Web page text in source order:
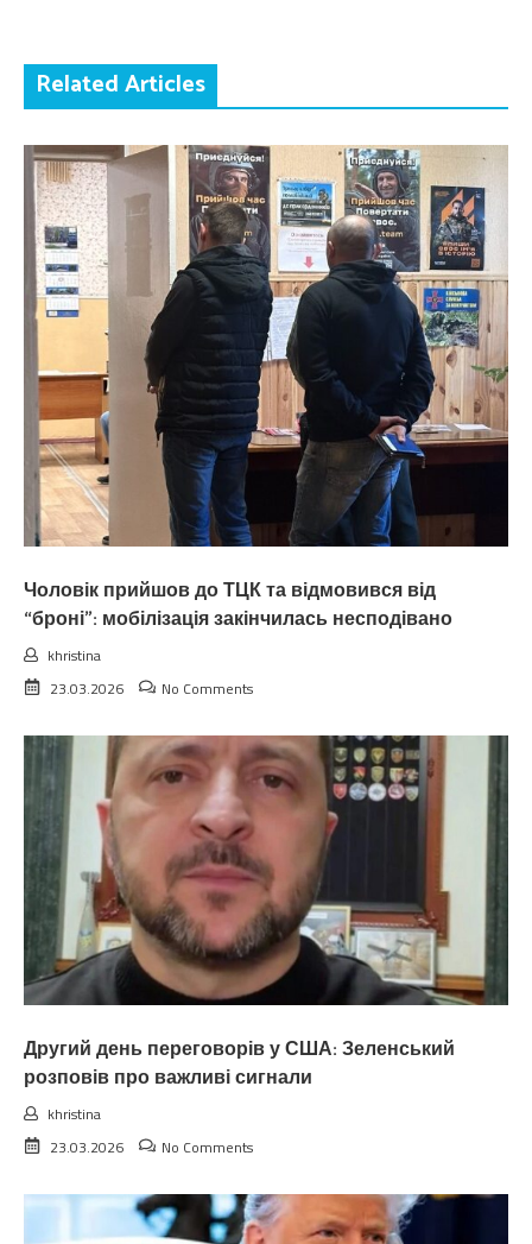
Related Articles
Чоловік прийшов до ТЦК та відмовився від
“броні”: мобілізація закінчилась несподівано
khristina
23.03.2026
No Comments
Другий день переговорів у США: Зеленський
розповів про важливі сигнали
khristina
23.03.2026
No Comments